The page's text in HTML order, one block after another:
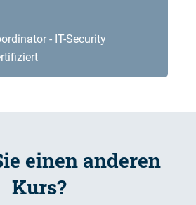
- IT-Security
einen anderen
Kurs?